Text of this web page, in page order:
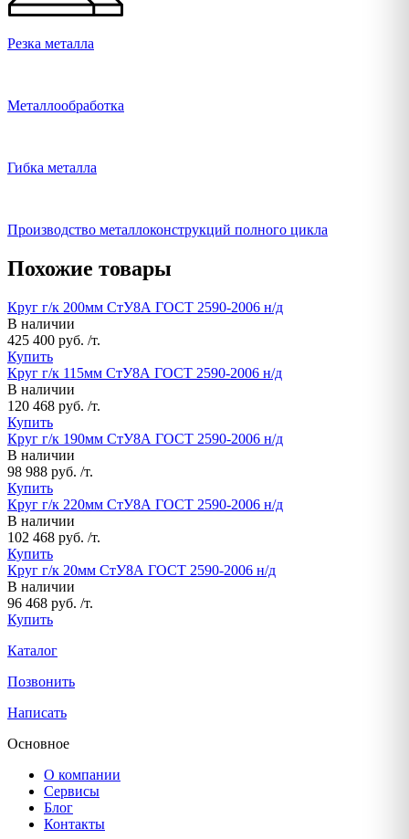
Резка металла
Металлообработка
Гибка металла
Производство металлоконструкций полного цикла
Похожие товары
Круг г/к 200мм СтУ8А ГОСТ 2590-2006 н/д
В наличии
425 400 руб. /т.
Купить
Круг г/к 115мм СтУ8А ГОСТ 2590-2006 н/д
В наличии
120 468 руб. /т.
Купить
Круг г/к 190мм СтУ8А ГОСТ 2590-2006 н/д
В наличии
98 988 руб. /т.
Купить
Круг г/к 220мм СтУ8А ГОСТ 2590-2006 н/д
В наличии
102 468 руб. /т.
Купить
Круг г/к 20мм СтУ8А ГОСТ 2590-2006 н/д
В наличии
96 468 руб. /т.
Купить
Каталог
Позвонить
Написать
Основное
О компании
Сервисы
Блог
Контакты